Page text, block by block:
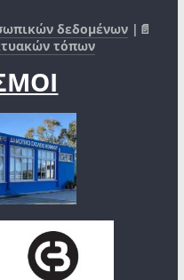
δεδομένων |📄
τόπων